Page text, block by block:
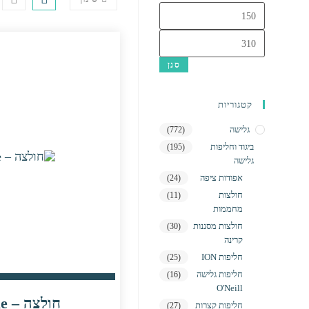
חולצה – Duotone
סנן
קטגוריות
גלישה (772)
ביגוד וחליפות
גלישה
(195)
אפודות ציפה (24)
חולצות
מחממות
(11)
חולצות מסננות
קרינה
(30)
חליפות ION (25)
חליפות גלישה
O'Neill
(16)
חליפות קצרות (27)